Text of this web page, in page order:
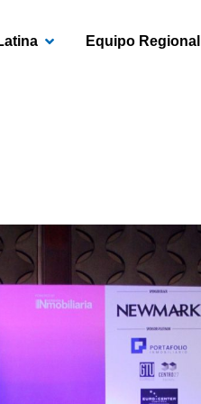
OPEN AMÉRICA LATINA
Equipo Regional